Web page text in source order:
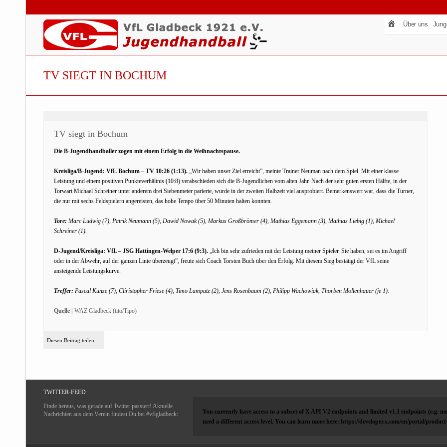
Über uns
TV SIEGT IN BOCHUM
TV siegt in Bochum
Die B-Jugendhandballer zogen mit einem Erfolg in die Weihnachtspause.
Kreisliga/B-Jugend: VfL Bochum – TV 10:26 (1:13). „Wir haben unser Ziel erreicht”, meinte Trainer Neuman nach dem Spiel. Mit einer klasse
Leistung und einem positiven Punkteverhältnis (10:8) verabschieden sich die B-Jugendlichen vom alten Jahr. Nach der sehr guten ersten Hälfte, in der
Torwart Michael Schreiner unter anderem drei Siebenmeter parierte, wurde in der zweiten Halbzeit viel ausprobiert. Bemerkenswert war, dass die Turner,
die nur mit sechs Feldspielern angereisten, das hohe Tempo über 50 Minuten halten konnten.
Tore: Marc Ludwig (7), Patrik Neumann (5), Dawid Nowak (5), Markus Großbrömer (4), Mathias Eggemann (3), Mathias Liebig (1), Michael
Schreiner (1).
D-Jugend/Kreisliga: VfL – JSG Hattingen-Welper 17:6 (9:3). „Ich bin sehr zufrieden mit der Leistung meiner Spieler. Sie haben, sei es im Angriff
oder in der Abwehr, auf der ganzen Linie überzeugt”, freute sich Coach Torsten Buch über den Erfolg. Mit diesem Sieg bestätigt der VfL seine
ansteigende Leistungskurve.
Treffer: Pascal Kunze (7), Cliristopher Friese (4), Timo Lampatz (2), Jens Rosenbaum (2), Philipp Wachowiak, Thorben Mollenhauer (je 1).
Quelle | WAZ Gladbeck (tito/Tipo)
Diesen Beitrag teilen:
TWITTER-FEED
Finde heraus, was gerade auf Twitter passiert! Aktuelle
Nachrichten aus dem Verein findest Du bei #vflgladbeck:
You currently have access to a subset of X API V2 endpoints and limited v1.1 endpoints (e.g.
need a different access level. You can learn more here: https://developer.x.com/en/portal/product